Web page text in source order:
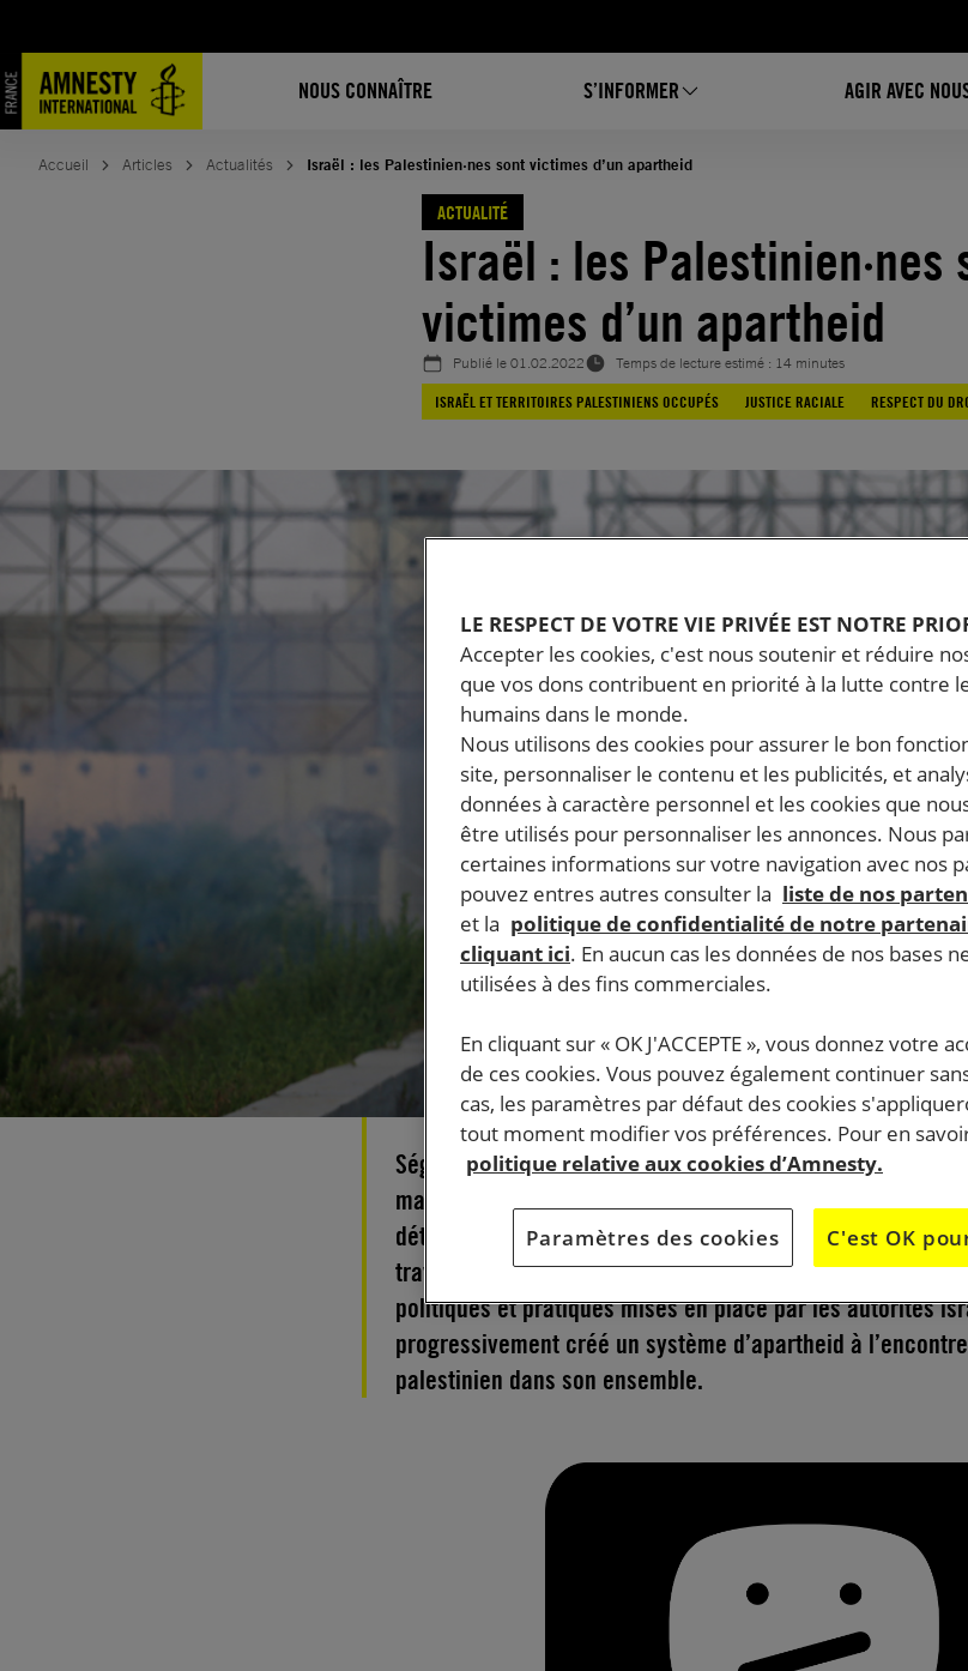
NOUS CONNAÎTRE S’INFORMER AGIR AVEC
contenu
Accueil Articles Actualités Israël : les Palestinien·nes sont victimes d’un apartheid
ACTUALITÉ
Israël : les Palestinien·nes
victimes d’un apartheid
Publié le01.02.2022
Temps de lecture estimé : 14 minutes
ISRAËL ET TERRITOIRES PALESTINIENS OCCUPÉS
JUSTICE RACIALE RESPECT DU
Ségrégation territoriale et restrictions de déplacement,
massives de biens fonciers et immobiliers, expulsions
détentions arbitraires, tortures, homicides illégaux…
travail de recherche, notre nouveau rapport démontre que
politiques et pratiques mises en place par les autorités
progressivement créé un système d’apartheid à
palestinien dans son ensemble.
LE RESPECT DE VOTRE VIE PRIVÉE EST NOTRE
Accepter les cookies, c'est nous soutenir et réduire
que vos dons contribuent en priorité à la lutte contre
humains dans le monde.
Nous utilisons des cookies pour assurer le bon
site, personnaliser le contenu et les publicités, et
données à caractère personnel et les cookies que
être utilisés pour personnaliser les annonces. Nous
certaines informations sur votre navigation avec nos
pouvez entres autres consulter la liste de nos
et la politique de confidentialité de notre
cliquant ici. En aucun cas les données de nos bases
utilisées à des fins commerciales.
En cliquant sur « OK J'ACCEPTE », vous donnez votre
de ces cookies. Vous pouvez également continuer
cas, les paramètres par défaut des cookies
tout moment modifier vos préférences. Pour en
politique relative aux cookies d’Amnesty.
Paramètres des cookies C'est OK